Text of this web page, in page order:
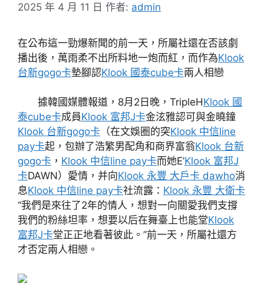
2025 年 4 月 11 日 作者: admin
在公布這一勁爆新聞的前一天，所屬社還在否該劇
播出後，萬雨柔不出所料地一炮而紅，而作為Klook
台新gogo卡墊腳認Klook 國泰cube卡兩人相戀
據韓國媒體報道，8月2日晚，TripleHKlook 國
泰cube卡成員Klook 富邦J卡金泫雅認可與金曉鐘
Klook 台新gogo卡 （在文娛圈的突Klook 中信line
pay卡起，包辦了浩繁男配角和商界富翁Klook 台新
gogo卡 ， Klook 中信line pay卡而她E’Klook 富邦J
卡DAWN）愛情，并向Klook 永豐 大戶卡 dawho消
息Klook 中信line pay卡社流露： Klook 永豐 大衛卡
“我們是來往了2年的情人，想對一向關愛我們支撐
我們的粉絲坦率，想要以后在舞臺上也能堂Klook
富邦J卡堂正正地看著彼此。”前一天，所屬社還方
才否定兩人相戀。